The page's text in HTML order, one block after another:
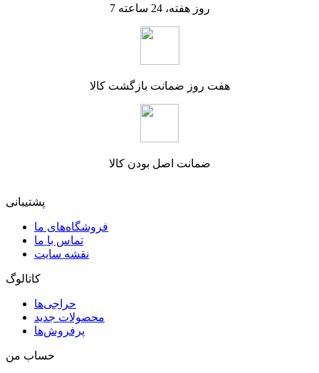
7 روز هفته، 24 ساعته
هفت روز ضمانت بازگشت کالا
ضمانت اصل بودن کالا
پشتیبانی
فروشگاه‌های ما
تماس با ما
نقشه سایت
کاتالوگ
حراجی‌ها
محصولات جدید
پرفروش‌ها
حساب من